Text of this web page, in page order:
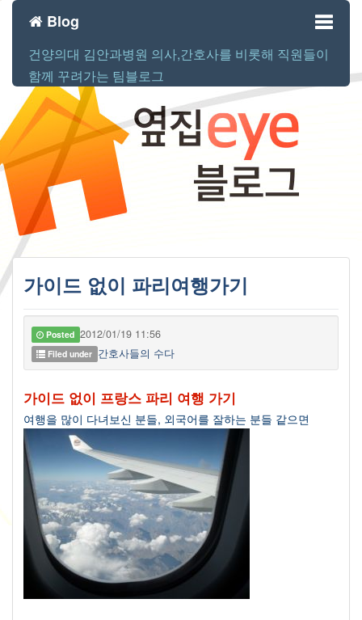
Toggle
Blog
건양의대 김안과병원 의사,간호사를 비롯해 직원들이
함께 꾸려가는 팀블로그
가이드 없이 파리여행가기
Posted 2012/01/19 11:56
Filed under 간호사들의 수다
가이드 없이 프랑스 파리 여행 가기
여행을 많이 다녀보신 분들, 외국어를 잘하는 분들 같으면